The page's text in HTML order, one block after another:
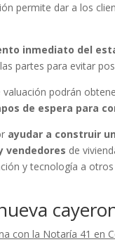
permite dar a los
inmediato del
partes para evitar
podrán
de espera para
ayudar a construir
vendedores de
y tecnología a
con la Notaría 41 en